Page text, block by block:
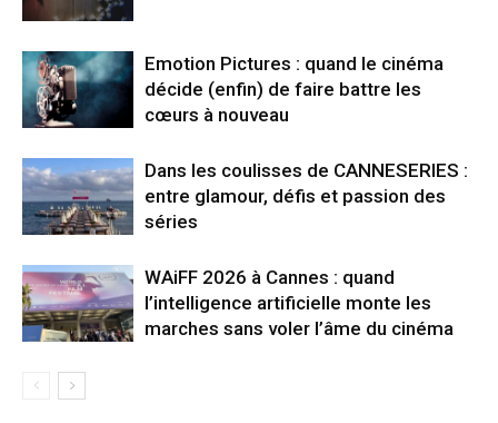
Emotion Pictures : quand le cinéma
décide (enfin) de faire battre les
cœurs à nouveau
Dans les coulisses de CANNESERIES :
entre glamour, défis et passion des
séries
WAiFF 2026 à Cannes : quand
l’intelligence artificielle monte les
marches sans voler l’âme du cinéma